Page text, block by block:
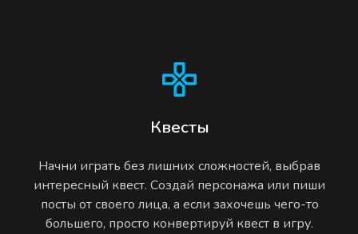
Квесты
Начни играть без лишних сложностей, выбрав
интересный квест. Создай персонажа или пиши
посты от своего лица, а если захочешь чего-то
большего, просто конвертируй квест в игру.